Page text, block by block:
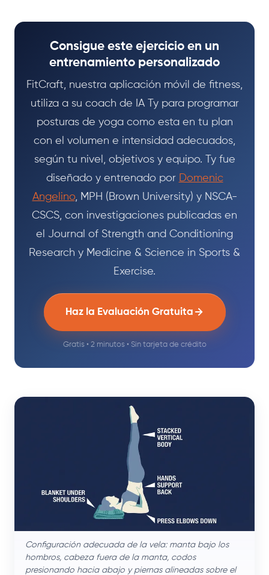
Consigue este ejercicio en un
entrenamiento personalizado
FitCraft, nuestra aplicación móvil de fitness,
utiliza a su coach de IA Ty para programar
posturas de yoga como esta en tu plan
con el volumen e intensidad adecuados,
según tu nivel, objetivos y equipo. Ty fue
diseñado y entrenado por Domenic
Angelino, MPH (Brown University) y NSCA-
CSCS, con investigaciones publicadas en
el Journal of Strength and Conditioning
Research y Medicine & Science in Sports &
Exercise.
Haz la Evaluación Gratuita
Gratis • 2 minutos • Sin tarjeta de crédito
Configuración adecuada de la vela: manta bajo los
hombros, cabeza fuera de la manta, codos
presionando hacia abajo y piernas alineadas sobre el